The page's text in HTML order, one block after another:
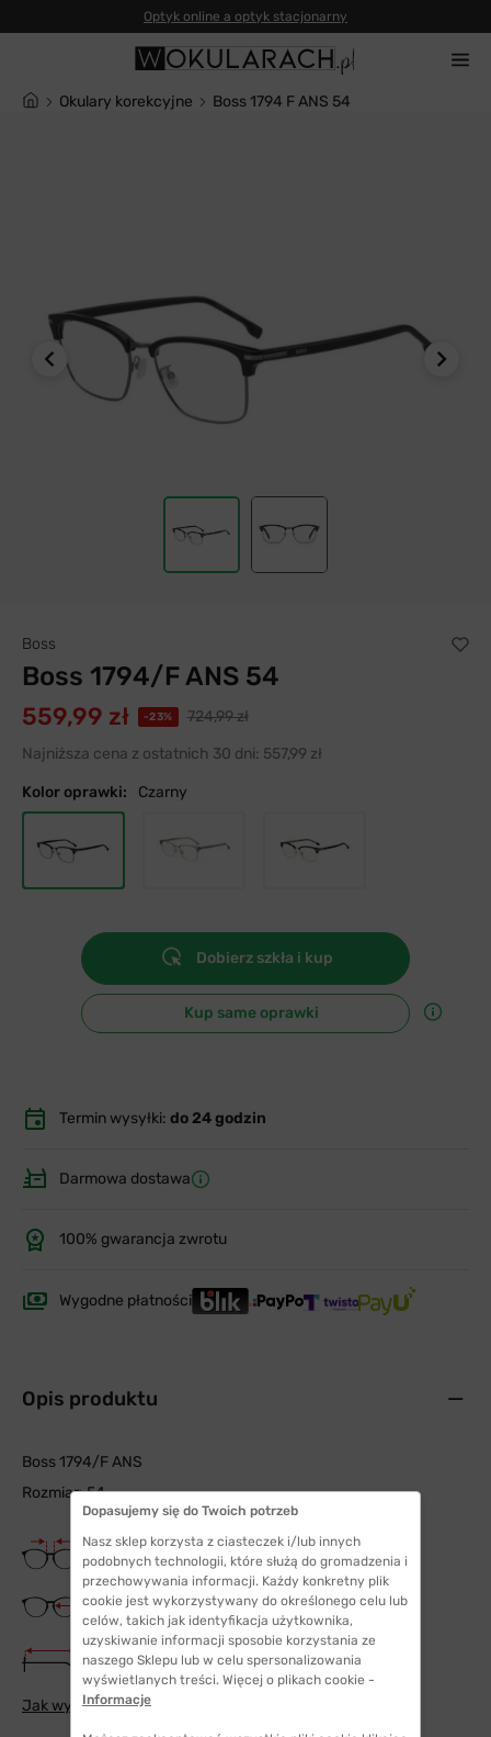
Okulary korekcyjne Boss 1794 F ANS 54
Boss
Boss 1794/F ANS 54
559,99 zł -23%
724,99 zł
Najniższa cena z ostatnich 30 dni: 557,99 zł
Kolor oprawki: Czarny
Dobierz szkła i kup
Kup same oprawki
Termin wysyłki: do 24 godzin
Darmowa dostawa
100% gwarancja zwrotu
Wygodne płatności
Opis produktu
Boss 1794/F ANS
Rozmiar: 54
Szerokość mostka
18 mm
Szerokość szkła
54 mm
Długość zauszników
145 mm
Jak wybrać odpowiedni rozmiar
Dopasujemy się do Twoich potrzeb
Nasz sklep korzysta z ciasteczek i/lub innych
podobnych technologii, które służą do gromadzenia i
przechowywania informacji. Każdy konkretny plik
cookie jest wykorzystywany do określonego celu lub
celów, takich jak identyfikacja użytkownika,
uzyskiwanie informacji sposobie korzystania ze
naszego Sklepu lub w celu spersonalizowania
wyświetlanych treści. Więcej o plikach cookie -
Informacje